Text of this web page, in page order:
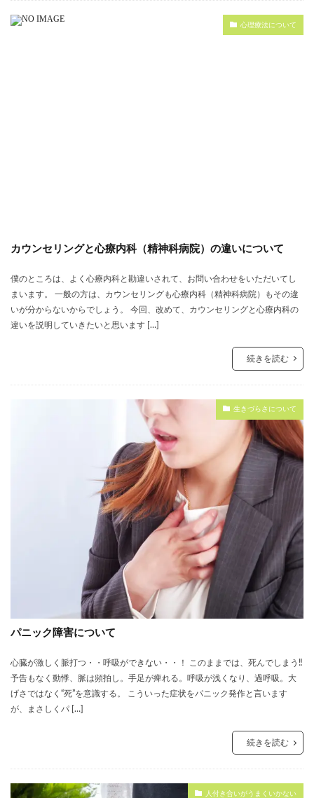
心理療法について
カウンセリングと心療内科（精神科病院）の違いについて
僕のところは、よく心療内科と勘違いされて、お問い合わせをいただいてし
まいます。 一般の方は、カウンセリングも心療内科（精神科病院）もその違
いが分からないからでしょう。 今回、改めて、カウンセリングと心療内科の
違いを説明していきたいと思います […]
続きを読む
生きづらさについて
パニック障害について
心臓が激しく脈打つ・・呼吸ができない・・！ このままでは、死んでしまう‼
予告もなく動悸、脈は頻拍し。手足が痺れる。呼吸が浅くなり、過呼吸。大
げさではなく“死”を意識する。 こういった症状をパニック発作と言います
が、まさしくパ […]
続きを読む
人付き合いがうまくいかない